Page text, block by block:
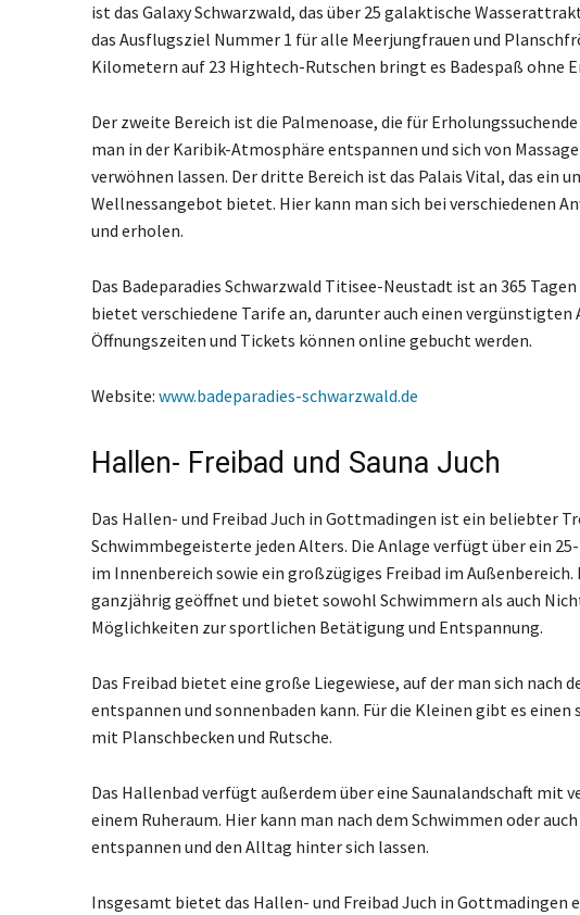
ist das Galaxy Schwarzwald, das über 25 galaktische
das Ausflugsziel Nummer 1 für alle Meerjungfrauen und
Kilometern auf 23 Hightech-Rutschen bringt es Badespaß ohne
Der zweite Bereich ist die Palmenoase, die für
man in der Karibik-Atmosphäre entspannen und sich von
verwöhnen lassen. Der dritte Bereich ist das Palais Vital, das ein
Wellnessangebot bietet. Hier kann man sich bei verschiedenen
und erholen.
Das Badeparadies Schwarzwald Titisee-Neustadt ist an 365
bietet verschiedene Tarife an, darunter auch einen vergünstigten
Öffnungszeiten und Tickets können online gebucht werden.
Website: www.badeparadies-schwarzwald.de
Hallen- Freibad und Sauna Juch
Das Hallen- und Freibad Juch in Gottmadingen ist ein beliebter
Schwimmbegeisterte jeden Alters. Die Anlage verfügt über ein
im Innenbereich sowie ein großzügiges Freibad im Außenbereich.
ganzjährig geöffnet und bietet sowohl Schwimmern als auch
Möglichkeiten zur sportlichen Betätigung und Entspannung.
Das Freibad bietet eine große Liegewiese, auf der man sich nach
entspannen und sonnenbaden kann. Für die Kleinen gibt es
mit Planschbecken und Rutsche.
Das Hallenbad verfügt außerdem über eine Saunalandschaft mit
einem Ruheraum. Hier kann man nach dem Schwimmen oder
entspannen und den Alltag hinter sich lassen.
Insgesamt bietet das Hallen- und Freibad Juch in Gottmadingen